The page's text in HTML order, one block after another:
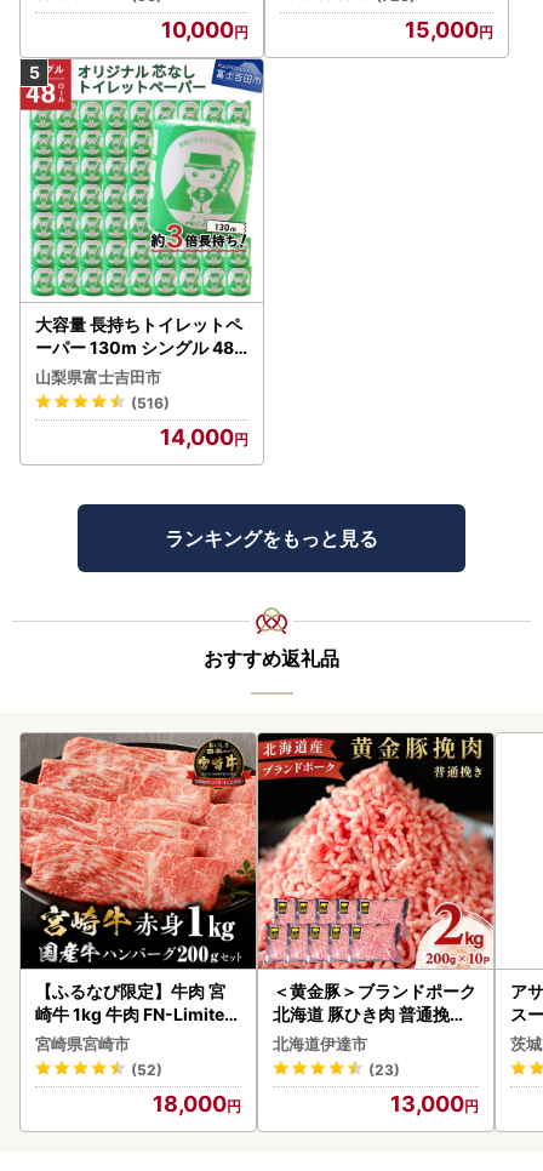
10,000 15,000
大容量 長持ちトイレットペ
ーパー 130m シングル 48R
芯なし 3倍巻 トイレット
山梨県富士吉田市
(516)
14,000
ランキングをもっと見る
おすすめ返礼品
【ふるなび限定】牛肉 宮
崎牛 1kg 牛肉 FN-Limited
-VO
宮崎県宮崎市
(52)
18,000
＜黄金豚＞ブランドポーク
北海道 豚ひき肉 普通挽き
200g 10パック 計2kg
北海道伊達市
(23)
13,000
ア
ス
8本
茨